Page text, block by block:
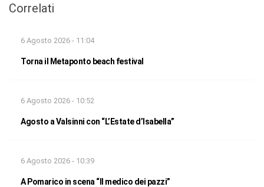
Correlati
6 Agosto 2026 - 11:04
Torna il Metaponto beach festival
6 Agosto 2026 - 10:52
Agosto a Valsinni con “L’Estate d’Isabella”
6 Agosto 2026 - 10:39
A Pomarico in scena “Il medico dei pazzi”